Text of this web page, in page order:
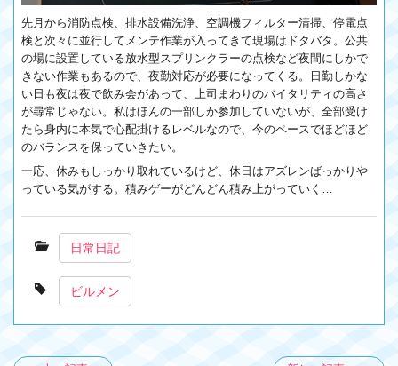
先月から消防点検、排水設備洗浄、空調機フィルター清掃、停電点
検と次々に並行してメンテ作業が入ってきて現場はドタバタ。公共
の場に設置している放水型スプリンクラーの点検など夜間にしかで
きない作業もあるので、夜勤対応が必要になってくる。日勤しかな
い日も夜は夜で飲み会があって、上司まわりのバイタリティの高さ
が尋常じゃない。私はほんの一部しか参加していないが、全部受け
たら身内に本気で心配掛けるレベルなので、今のペースでほどほど
のバランスを保っていきたい。
一応、休みもしっかり取れているけど、休日はアズレンばっかりや
っている気がする。積みゲーがどんどん積み上がっていく…
日常日記
ビルメン